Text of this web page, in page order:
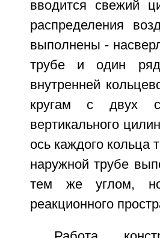
вводится свежий
распределения
выполнены -
трубе и один
внутренней
кругам с двух
вертикального
ось каждого кольца
наружной трубе
тем же углом,
реакционного